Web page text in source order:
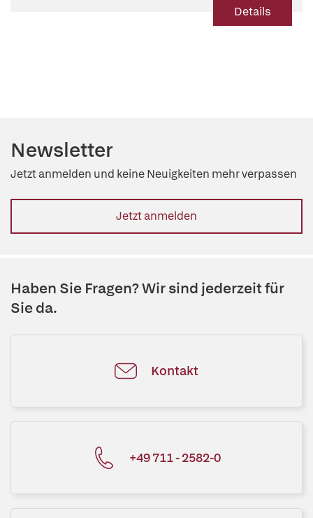
Details
Newsletter
Jetzt anmelden und keine Neuigkeiten mehr verpassen
Jetzt anmelden
Haben Sie Fragen? Wir sind jederzeit für
Sie da.
Kontakt
+49 711 - 2582-0